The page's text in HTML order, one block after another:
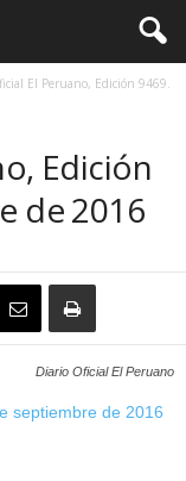
El Peruano, Edición 9469.
Edición
de 2016
Diario Oficial El Peruano
septiembre de 2016